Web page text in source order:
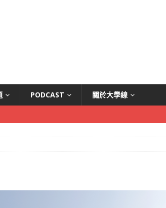
PODCAST 關於大學線